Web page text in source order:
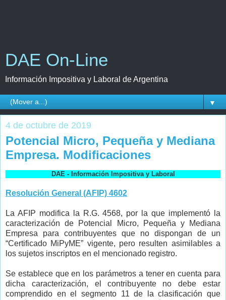
DAE On-Line
Información Impositiva y Laboral de Argentina
▼
4 de octubre de 2019
Potencial Micro, Pequeña y Mediana
Empresa. Modificaciones
DAE - Información Impositiva y Laboral
Resolución General (AFIP) 4602
La AFIP modifica la R.G. 4568, por la que implementó la
caracterización de Potencial Micro, Pequeña y Mediana
Empresa para contribuyentes que no dispongan de un
“Certificado MiPyME” vigente, pero resulten asimilables a
los sujetos inscriptos en el mencionado registro.
Se establece que en los parámetros a tener en cuenta para
dicha caracterización, el contribuyente no debe estar
comprendido en el segmento 11 de la clasificación que